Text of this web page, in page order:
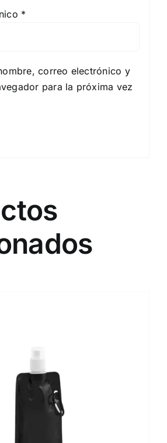
*
correo electrónico y
para la próxima vez